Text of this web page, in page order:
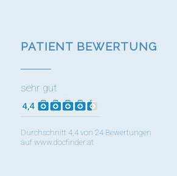
PATIENT BEWERTUNG
sehr gut
Durchschnitt 4,4 von 24 Bewertungen
auf www.docfinder.at